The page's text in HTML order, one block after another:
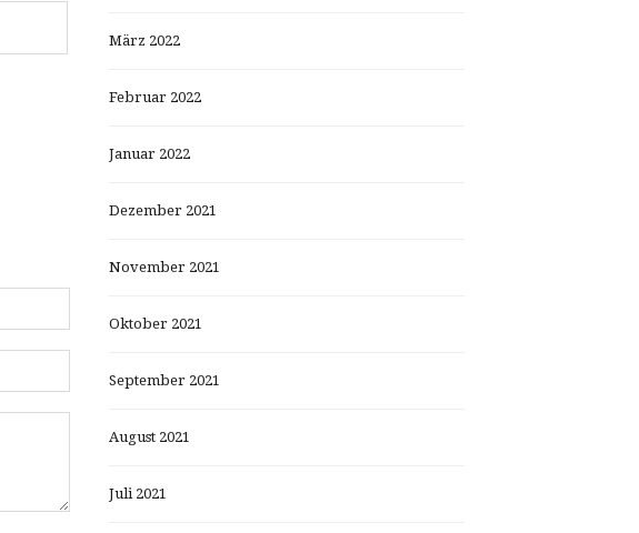
März 2022
Februar 2022
Januar 2022
Dezember 2021
November 2021
Oktober 2021
September 2021
August 2021
Juli 2021